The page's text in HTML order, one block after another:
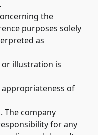
the
purposes solely
as
or illustration is
of
The company
for any